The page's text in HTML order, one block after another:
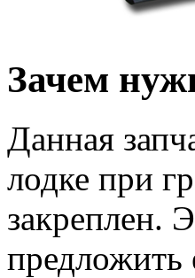
Зачем
Данная
лодке при
закреплен.